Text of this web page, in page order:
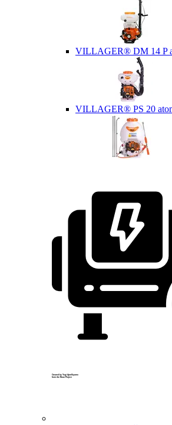
VILLAGER® DM 14 P
VILLAGER® PS 20
Created by Yogi Aprelliyanto
from the Noun Project